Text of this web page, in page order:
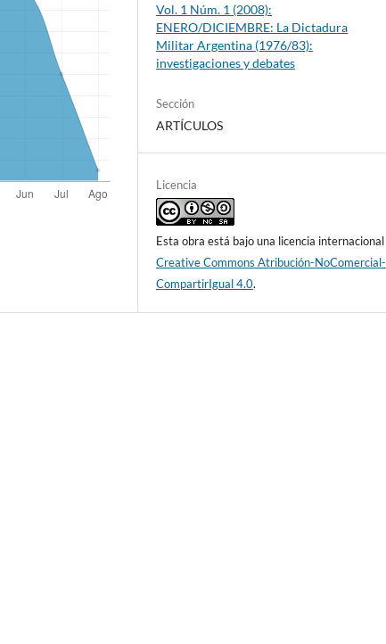
Vol. 1 Núm. 1 (2008):
ENERO/DICIEMBRE: La Dictadura
Militar Argentina (1976/83):
investigaciones y debates
Sección
ARTÍCULOS
Licencia
Esta obra está bajo una licencia internacional
Creative Commons Atribución-NoComercial-
CompartirIgual 4.0.